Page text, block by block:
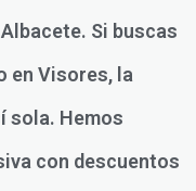
Si buscas
en Visores, la
sola. Hemos
con descuentos